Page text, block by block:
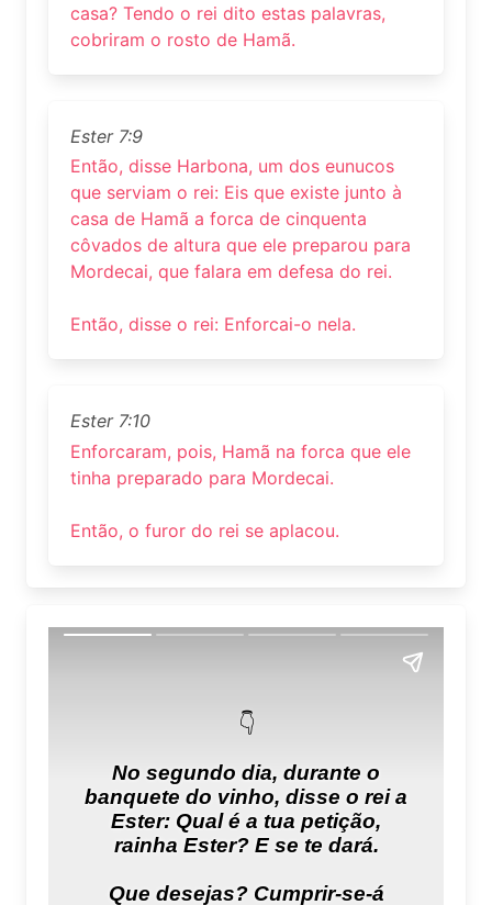
casa? Tendo o rei dito estas palavras,
cobriram o rosto de Hamã.
Ester 7:9
Então, disse Harbona, um dos eunucos
que serviam o rei: Eis que existe junto à
casa de Hamã a forca de cinquenta
côvados de altura que ele preparou para
Mordecai, que falara em defesa do rei.
Então, disse o rei: Enforcai-o nela.
Ester 7:10
Enforcaram, pois, Hamã na forca que ele
tinha preparado para Mordecai.
Então, o furor do rei se aplacou.